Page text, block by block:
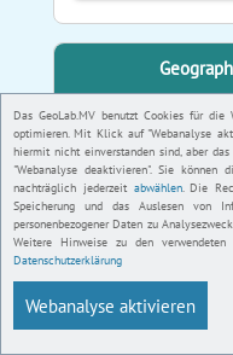
Das GeoLab.MV benutzt Cookies für
optimieren. Mit Klick auf "Webanalyse
hiermit nicht einverstanden sind, aber
"Webanalyse deaktivieren". Sie können
nachträglich jederzeit abwählen. Die
Speicherung und das Auslesen von
personenbezogener Daten zu
Weitere Hinweise zu den
Datenschutzerklärung
Webanalyse aktivieren
Tag
Mit der Aufgabe zum